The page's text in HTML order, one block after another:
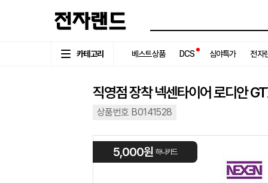
카테고리 베스트상품 DCS 심야특가 전자
직영점 장착 넥센타이어 로디안
상품번호 B0141528
5,000원 하나카드